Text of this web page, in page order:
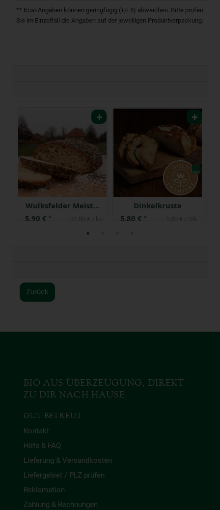
** Kcal-Angaben können geringfügig (+/- 5) abweichen. Bitte prüfen
Sie im Einzelfall die Angaben auf der jeweiligen Produktverpackung.
Wulksfelder Meisterstück 500 g
5,90 € *
Dinkelkruste
5,80 € *
Zurück
BIO AUS ÜBERZEUGUNG, DIREKT
ZU DIR NACH HAUSE
GUT BETREUT
Kontakt
Hilfe & FAQ
Lieferung & Versandkosten
Liefergebiet / PLZ prüfen
Reklamation
Zahlung & Rechnungen